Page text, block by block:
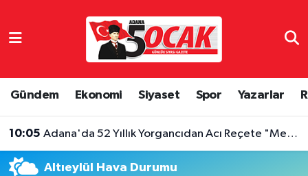
Gündem Ekonomi Siyaset Spor Yazarlar
10:05 Adana'da 52 Yıllık Yorgancıdan Acı Reçete "Mesleğimiz Yok Olma Noktasına Geldi"
Altıeylül Hava Durumu
Adana Nöbetçi Eczaneler